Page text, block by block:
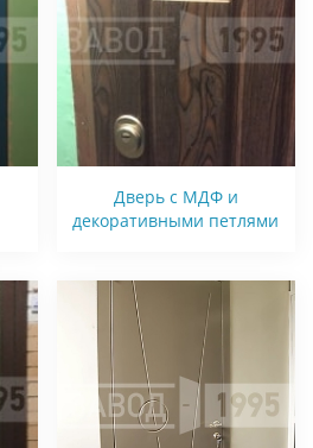
Дверь с МДФ и
декоративными петлями